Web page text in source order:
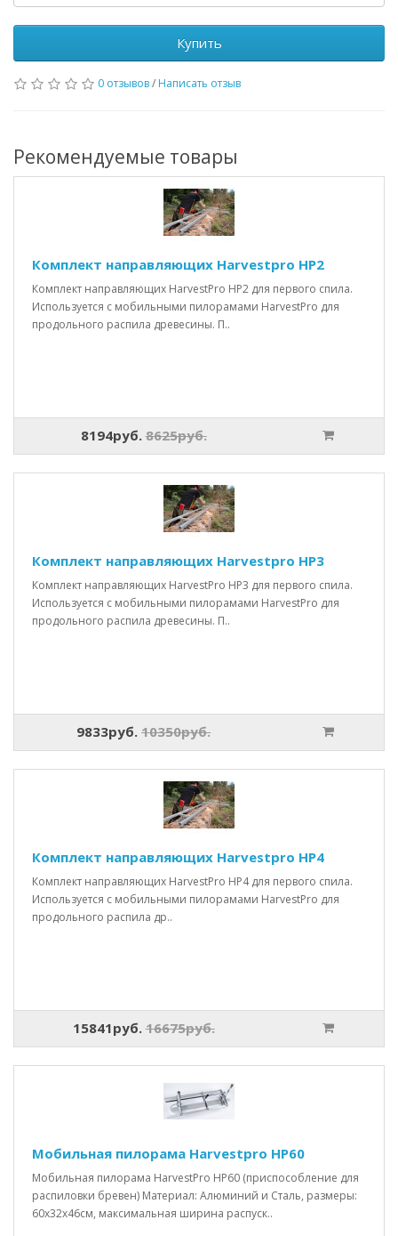
Купить
0 отзывов/ Написать отзыв
Рекомендуемые товары
Комплект направляющих Harvestpro HP2
Комплект направляющих HarvestPro HP2 для первого спила.
Используется с мобильными пилорамами HarvestPro для
продольного распила древесины. П..
8194руб. 8625руб.
Комплект направляющих Harvestpro HP3
Комплект направляющих HarvestPro HP3 для первого спила.
Используется с мобильными пилорамами HarvestPro для
продольного распила древесины. П..
9833руб. 10350руб.
Комплект направляющих Harvestpro HP4
Комплект направляющих HarvestPro HP4 для первого спила.
Используется с мобильными пилорамами HarvestPro для
продольного распила др..
15841руб. 16675руб.
Мобильная пилорама Harvestpro HP60
Мобильная пилорама HarvestPro HP60 (приспособление для
распиловки бревен) Материал: Алюминий и Сталь, размеры:
60x32x46см, максимальная ширина распуск..